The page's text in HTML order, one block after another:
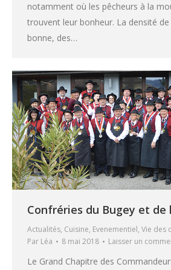
notamment où les pêcheurs à la
trouvent leur bonheur. La densité
bonne, des…
Confréries du Bugey et de
Actualités, Cuisine, Evenementiel, Vie des
Par Léa 8 mai 2018 Laisser un
Le Grand Chapitre des